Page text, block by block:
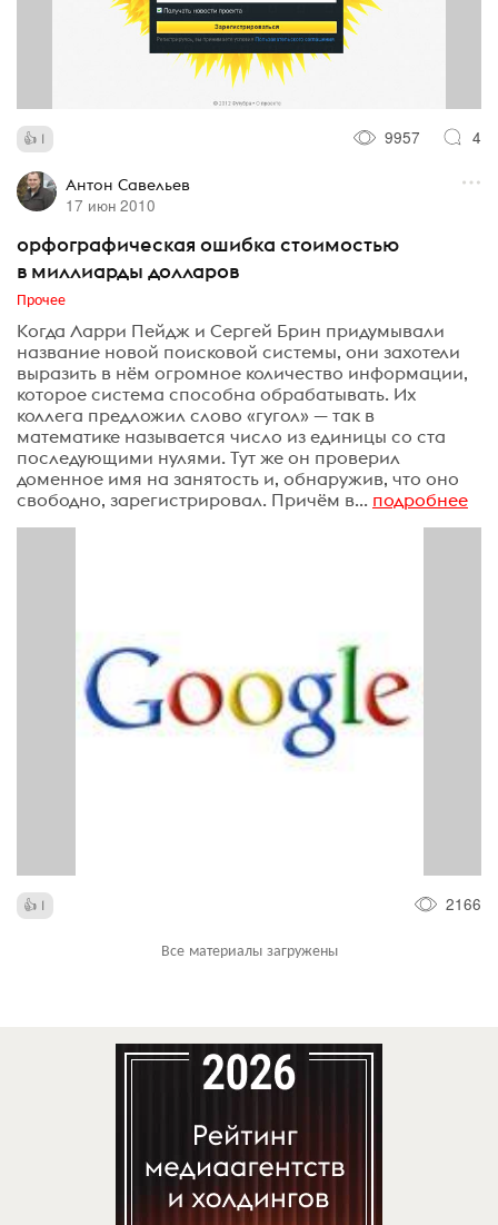
1 9957 4
Антон Савельев
17 июн 2010
орфографическая ошибка стоимостью
в миллиарды долларов
Прочее
Когда Ларри Пейдж и Сергей Брин придумывали
название новой поисковой системы, они захотели
выразить в нём огромное количество информации,
которое система способна обрабатывать. Их
коллега предложил слово «гугол» — так в
математике называется число из единицы со ста
последующими нулями. Тут же он проверил
доменное имя на занятость и, обнаружив, что оно
свободно, зарегистрировал. Причём в... подробнее
1 2166
Все материалы загружены